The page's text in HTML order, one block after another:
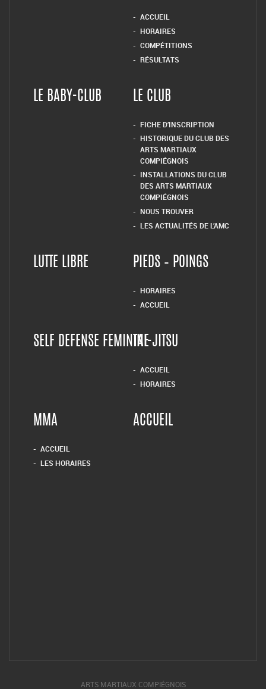
ACCUEIL
HORAIRES
COMPÉTITIONS
RÉSULTATS
LE BABY-CLUB LE CLUB
FICHE D’INSCRIPTION
HISTORIQUE DU CLUB DES
ARTS MARTIAUX
COMPIÉGNOIS
INSTALLATIONS DU CLUB
DES ARTS MARTIAUX
COMPIÉGNOIS
NOUS TROUVER
LES ACTUALITÉS DE L’AMC
LUTTE LIBRE PIEDS – POINGS
HORAIRES
ACCUEIL
SELF DEFENSE FEMININETAI-JITSU
ACCUEIL
HORAIRES
MMA
ACCUEIL
LES HORAIRES
ACCUEIL
ARTS MARTIAUX COMPIÉGNOIS